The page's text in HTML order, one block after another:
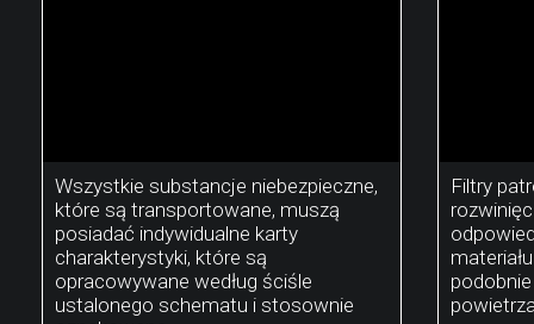
Wszystkie substancje niebezpieczne,
które są transportowane, muszą
posiadać indywidualne karty
charakterystyki, które są
opracowywane według ściśle
ustalonego schematu i stosownie
Filtry